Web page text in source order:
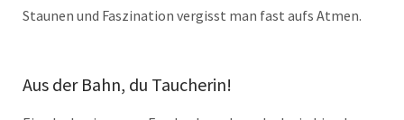
Staunen und Faszination vergisst man fast aufs Atmen.
Aus der Bahn, du Taucherin!